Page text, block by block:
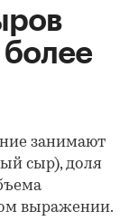
более
занимают
сыр), доля
выражении.